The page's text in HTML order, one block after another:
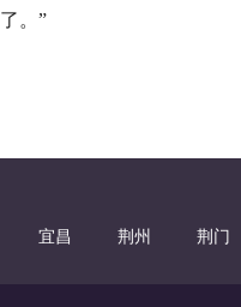
了。”
宜昌 荆州 荆门